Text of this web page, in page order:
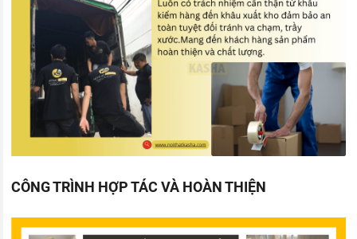
CÔNG TRÌNH HỢP TÁC VÀ HOÀN THIỆN